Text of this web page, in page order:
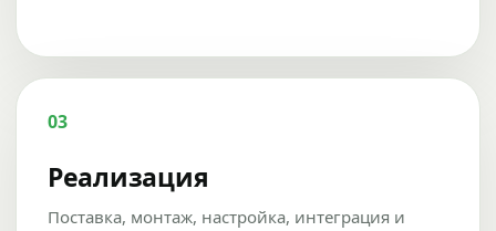
03
Реализация
Поставка, монтаж, настройка, интеграция и